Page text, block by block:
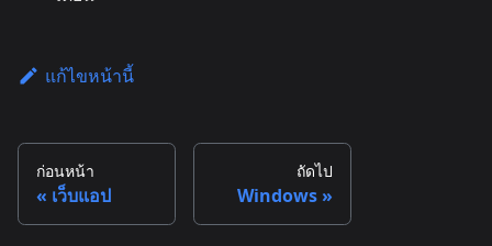
แก้ไขหน้านี้
ก่อนหน้า
เว็บแอป
ถัดไป
Windows